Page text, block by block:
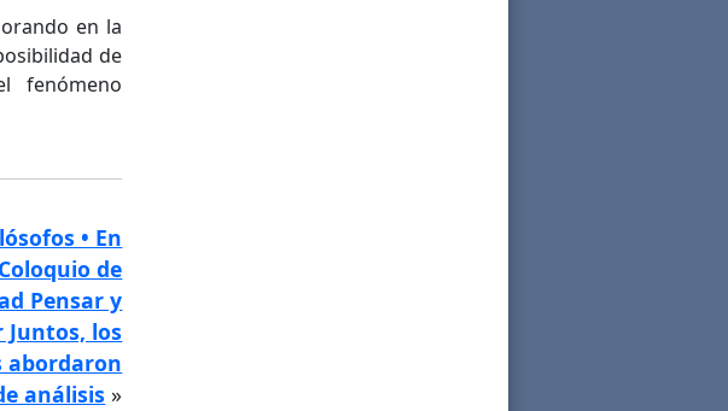
en la
de
fenómeno
• En
de
Pensar y
Juntos, los
abordaron
análisis »